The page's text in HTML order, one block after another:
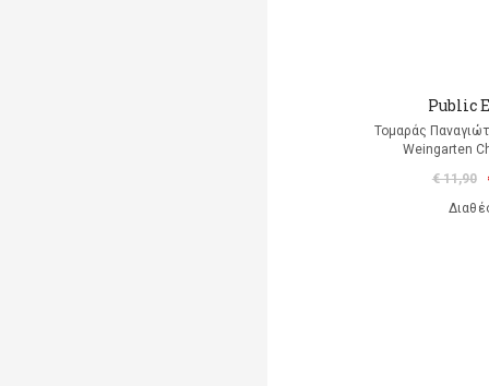
Public
Τομαράς
Weingarten
€ 11,90